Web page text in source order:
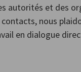
autorités et des
nous
en dialogue